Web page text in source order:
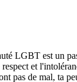
LGBT est un
et
pas de mal, ta